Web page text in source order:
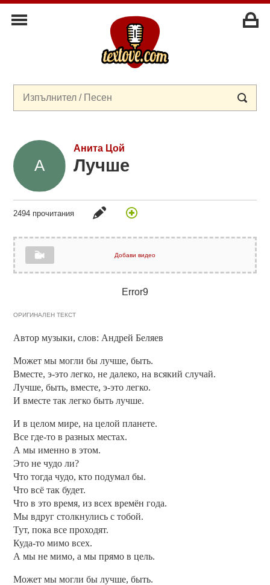
Анита Цой
Лучше
2494 прочитания
Добави видео
Error9
ОРИГИНАЛЕН ТЕКСТ
Автор музыки, слов: Андрей Беляев
Может мы могли бы лучше, быть.
Вместе, э-это легко, не далеко, на всякий случай.
Лучше, быть, вместе, э-это легко.
И вместе так легко быть лучше.
И в целом мире, на целой планете.
Все где-то в разных местах.
А мы именно в этом.
Это не чудо ли?
Что тогда чудо, кто подумал бы.
Что всё так будет.
Что в это время, из всех времён года.
Мы вдруг столкнулись с тобой.
Тут, пока все проходят.
Куда-то мимо всех.
А мы не мимо, а мы прямо в цель.
Может мы могли бы лучше, быть.